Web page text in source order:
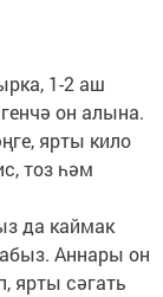
1-2 аш
он алына.
ярты кило
тоз һәм
да каймак
Аннары он
ярты сәгать